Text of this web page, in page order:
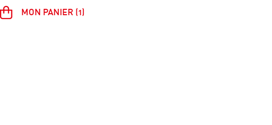
MON PANIER (1)